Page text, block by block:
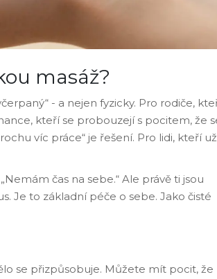
masáž?
- a nejen fyzicky. Pro rodiče,
kteří se probouzejí s pocitem, že
víc práce“ je řešení. Pro lidi, kteří už
čas na sebe.“ Ale právě ti jsou
Je to základní péče o sebe. Jako čisté
se přizpůsobuje. Můžete mít pocit, že